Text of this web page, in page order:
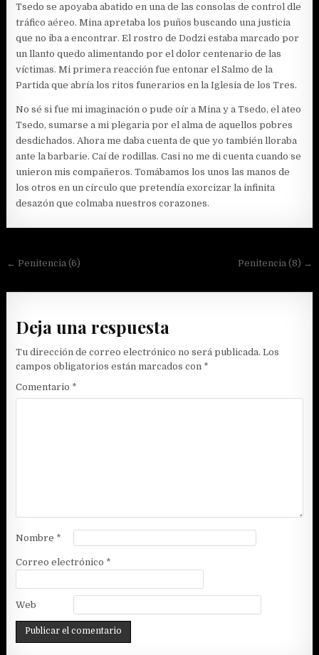
Tsedo se apoyaba abatido en una de las consolas de control dle
tráfico aéreo. Mina apretaba los puños buscando una justicia
que no iba a encontrar. El rostro de Dodzi estaba marcado por
un llanto quedo alimentando por el dolor centenario de las
víctimas. Mi primera reacción fue entonar el Salmo de la
Partida que abría los ritos funerarios en la Iglesia de los Tres.
No sé si fue mi imaginación o pude oír a Mina y a Tsedo, el ateo
Tsedo, sumarse a mi plegaria por el alma de aquellos pobres
desdichados. Ahora me daba cuenta de que yo también lloraba
ante la barbarie. Caí de rodillas. Casi no me di cuenta cuando se
unieron mis compañeros. Tomábamos los unos las manos de
los otros en un círculo que pretendía exorcizar la infinita
desazón que colmaba nuestros corazones.
Navegación
de
← Penitencia (6) Penitencia (8) →
Deja una respuesta
Tu dirección de correo electrónico no será publicada. Los
campos obligatorios están marcados con *
Comentario *
Nombre *
Correo electrónico *
Web